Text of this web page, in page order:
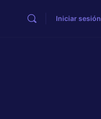
Iniciar sesión